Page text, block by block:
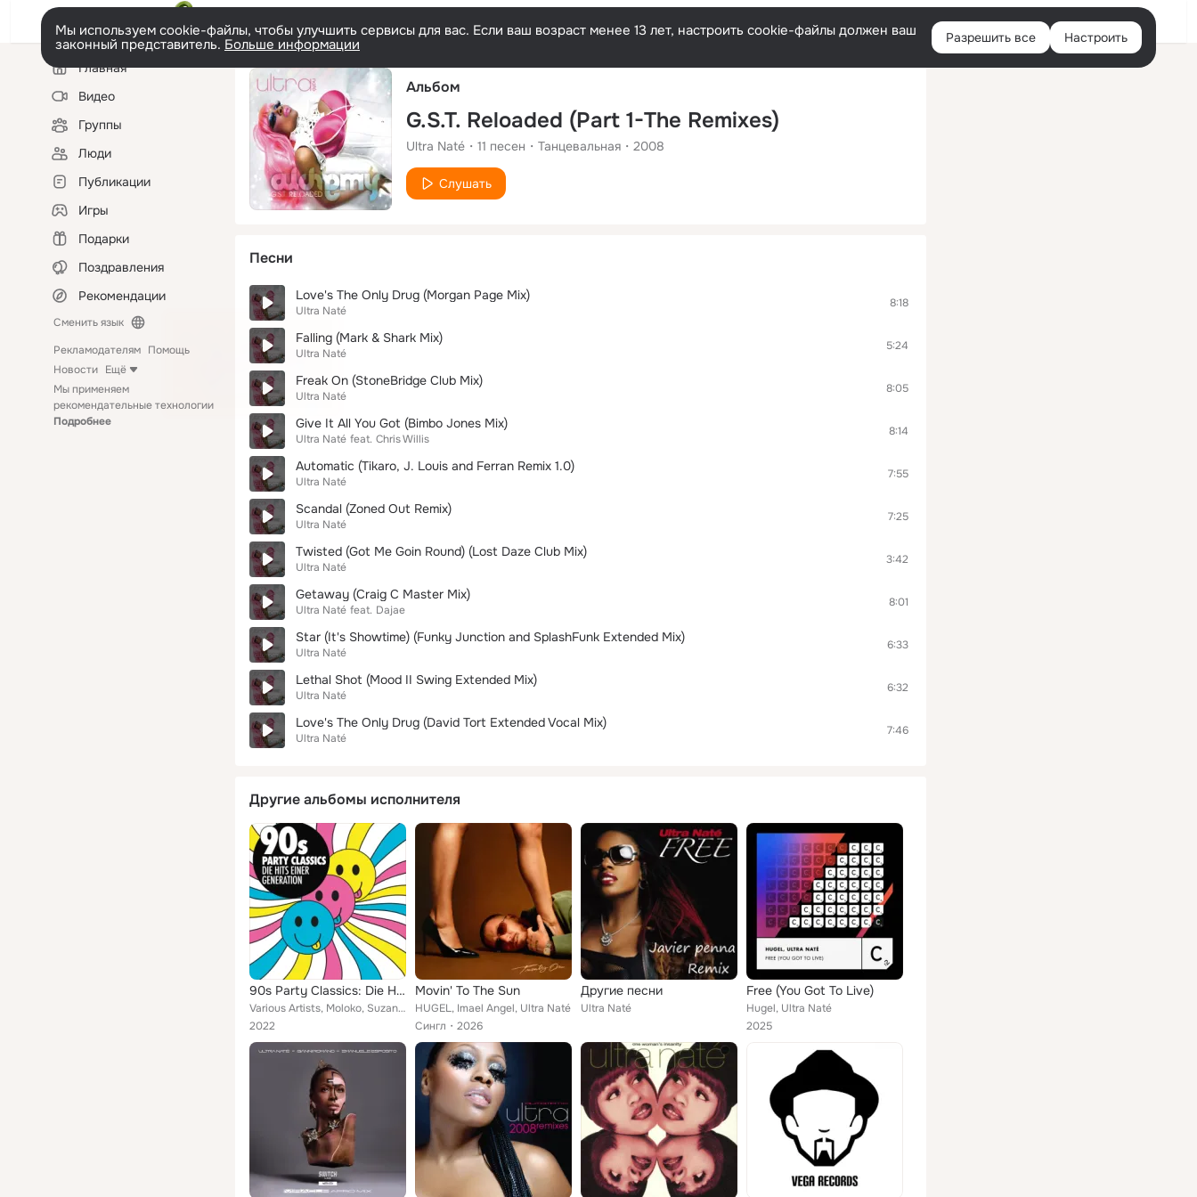
Русский Войти
Мы используем cookie-файлы, чтобы улучшить сервисы для вас. Если ваш возраст менее 13 лет, настроить cookie-файлы должен ваш
законный представитель. Больше информации Разрешить все Настроить
Левая
колонкаГлавная
Видео
Группы
Люди
Публикации
Игры
Подарки
Поздравления
Рекомендации
Сменить язык
Рекламодателям Помощь
Новости Ещё
Мы применяем
рекомендательные технологии
Подробнее
Альбом
G.S.T. Reloaded (Part 1-The Remixes)
Ultra Naté 11 песен Танцевальная 2008
Слушать
Песни
Love's The Only Drug (Morgan Page Mix)
Ultra Naté
8:18
Falling (Mark & Shark Mix)
Ultra Naté
5:24
Freak On (StoneBridge Club Mix)
Ultra Naté
8:05
Give It All You Got (Bimbo Jones Mix)
Ultra Naté feat. Chris Willis
8:14
Automatic (Tikaro, J. Louis and Ferran Remix 1.0)
Ultra Naté
7:55
Scandal (Zoned Out Remix)
Ultra Naté
7:25
Twisted (Got Me Goin Round) (Lost Daze Club Mix)
Ultra Naté
3:42
Getaway (Craig C Master Mix)
Ultra Naté feat. Dajae
8:01
Star (It's Showtime) (Funky Junction and SplashFunk Extended Mix)
Ultra Naté
6:33
Lethal Shot (Mood II Swing Extended Mix)
Ultra Naté
6:32
Love's The Only Drug (David Tort Extended Vocal Mix)
Ultra Naté
7:46
Другие альбомы исполнителя
90s Party Classics: Die Hits einer Generation
Various Artists, Moloko, Suzanne Vega, Phenomania, Gigi d'Agostino, Calmani & Grey, Armin van Buuren, Salt-N-Pepa, C & C Music F...
2022
Movin' To The Sun
HUGEL, Imael Angel, Ultra Naté
Сингл
2026
Другие песни
Ultra Naté
Free (You Got To Live)
Hugel, Ultra Naté
2025